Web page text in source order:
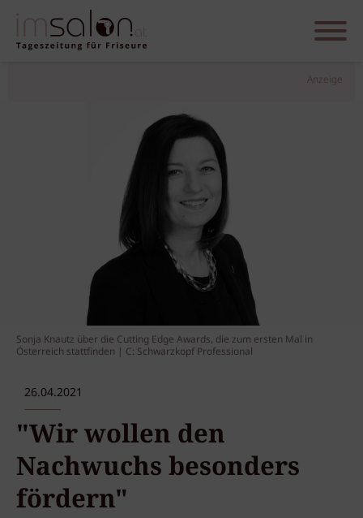
Anzeige
Sonja Knautz über die Cutting Edge Awards, die zum ersten Mal in
Österreich stattfinden | C: Schwarzkopf Professional
26.04.2021
"Wir wollen den
Nachwuchs besonders
fördern"